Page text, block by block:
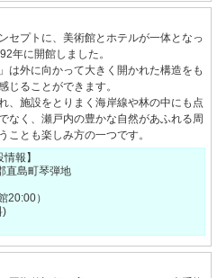
セプトに、美術館とホテルが一体となっ
年に開館しました。
は外に向かって大きく開かれた構造をも
じることができます。
、施設をとりまく海岸線や林の中にも点
なく、瀬戸内の豊かな自然があふれる周
ことも楽しみ方の一つです。
報】
直島町琴弾地
）
)